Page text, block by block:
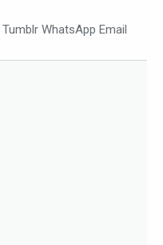
Tumblr WhatsApp Email